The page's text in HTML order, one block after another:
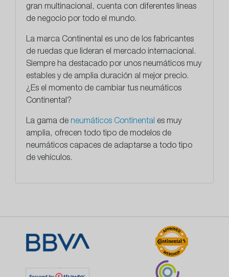
gran multinacional, cuenta con diferentes líneas
de negocio por todo el mundo.
La marca Continental es uno de los fabricantes
de ruedas que lideran el mercado internacional.
Siempre ha destacado por unos neumáticos muy
estables y de amplia duración al mejor precio.
¿Es el momento de cambiar tus neumáticos
Continental?
La gama de neumáticos Continental es muy
amplia, ofrecen todo tipo de modelos de
neumáticos capaces de adaptarse a todo tipo
de vehículos.